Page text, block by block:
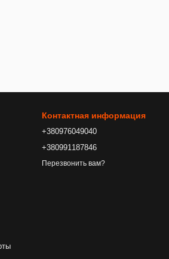
Контактная информация
+380976049040
+380991187846
Перезвонить вам?